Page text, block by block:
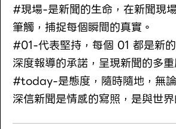
#現場-是新聞的生命，在新聞現
筆觸，捕捉每個瞬間的真實。
#01-代表堅持，每個 01 都是新
深度報導的承諾，呈現新聞的多重
#today-是態度，隨時隨地，無
深信新聞是情感的寫照，是與世界